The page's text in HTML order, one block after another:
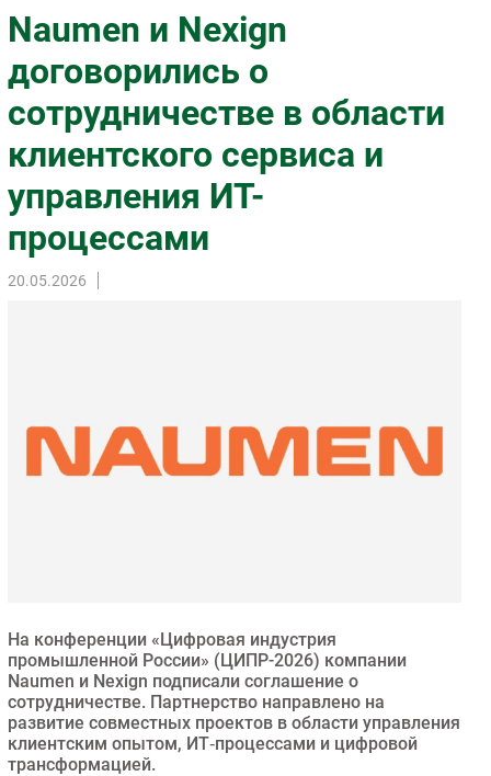
Импорто­замещение
Автоматизация Промышленности
Интернет
Мобильная связь
Фиксированная связь
Интеграция
Рынок ПК
Маркетинг
Торговые сети
Регулирование
Финансы
Здоровье
РАЗДЕЛЫ
Новости
Naumen и Nexign
договорились о
сотрудничестве в области
клиентского сервиса и
управления ИТ-
процессами
20.05.2026
На конференции «Цифровая индустрия
промышленной России» (ЦИПР-2026) компании
Naumen и Nexign подписали соглашение о
сотрудничестве. Партнерство направлено на
развитие совместных проектов в области управления
клиентским опытом, ИТ‑процессами и цифровой
трансформацией.